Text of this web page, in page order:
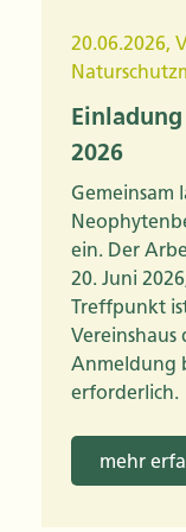
20.06.2026,
2026
Gemeinsam
ein. Der
20. Juni
Treffpunkt
Vereinshaus
Anmeldung
erforderlich.
mehr